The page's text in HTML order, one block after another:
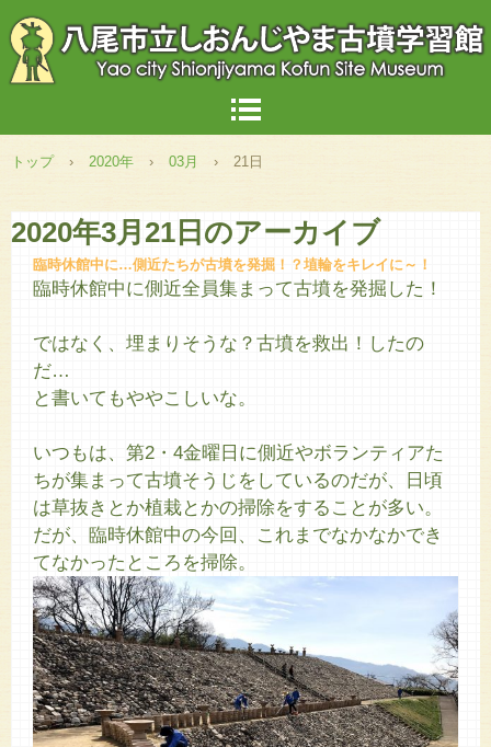
トップ › 2020年 › 03月 › 21日
2020年3月21日 のアーカイブ
臨時休館中に…側近たちが古墳を発掘！？埴輪をキレイに～！
臨時休館中に側近全員集まって古墳を発掘した！
ではなく、埋まりそうな？古墳を救出！したの
だ…
と書いてもややこしいな。
いつもは、第2・4金曜日に側近やボランティアた
ちが集まって古墳そうじをしているのだが、日頃
は草抜きとか植栽とかの掃除をすることが多い。
だが、臨時休館中の今回、これまでなかなかでき
てなかったところを掃除。